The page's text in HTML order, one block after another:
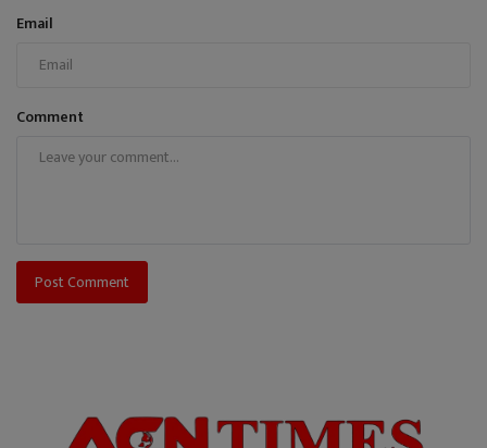
Email
Comment
Post Comment